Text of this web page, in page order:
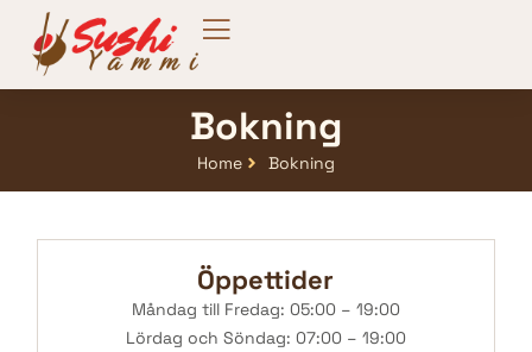
Bokning
Home Bokning
Öppettider
Måndag till Fredag: 05:00 – 19:00
Lördag och Söndag: 07:00 – 19:00